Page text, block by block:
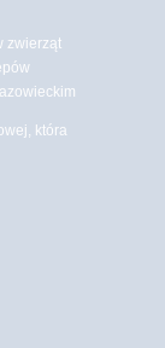
zwierząt
która